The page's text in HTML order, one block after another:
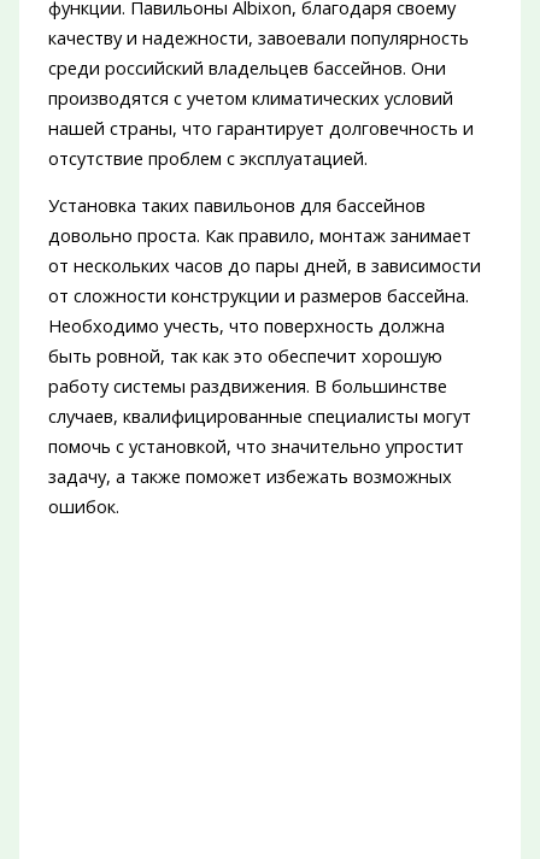
функции. Павильоны Albixon, благодаря своему
качеству и надежности, завоевали популярность
среди российский владельцев бассейнов. Они
производятся с учетом климатических условий
нашей страны, что гарантирует долговечность и
отсутствие проблем с эксплуатацией.
Установка таких павильонов для бассейнов
довольно проста. Как правило, монтаж занимает
от нескольких часов до пары дней, в зависимости
от сложности конструкции и размеров бассейна.
Необходимо учесть, что поверхность должна
быть ровной, так как это обеспечит хорошую
работу системы раздвижения. В большинстве
случаев, квалифицированные специалисты могут
помочь с установкой, что значительно упростит
задачу, а также поможет избежать возможных
ошибок.